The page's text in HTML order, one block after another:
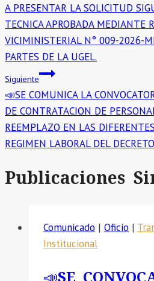
A PRESENTAR LA SOLICITUD
TECNICA APROBADA MEDIANTE
VICIMINISTERIAL N° 009-2026-
PARTES DE LA UGEL.
Siguiente
📣SE COMUNICA LA
DE CONTRATACION DE
REEMPLAZO EN LAS
REGIMEN LABORAL DEL
Publicaciones
Comunicado | Oficio |
Institucional
📣SE